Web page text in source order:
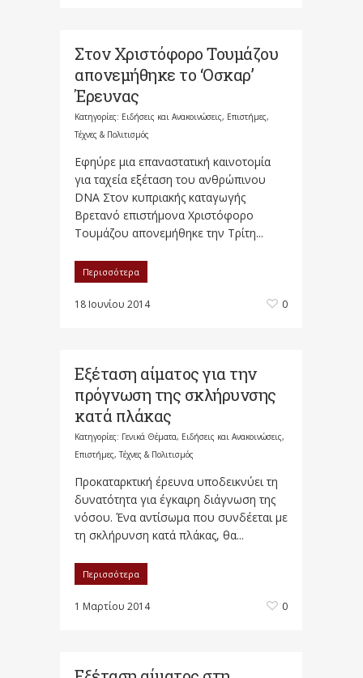
Στον Χριστόφορο Τουμάζου
απονεμήθηκε το ‘Οσκαρ’
Έρευνας
Κατηγορίες: Ειδήσεις και Ανακοινώσεις, Επιστήμες,
Τέχνες & Πολιτισμός
Εφηύρε μια επαναστατική καινοτομία
για ταχεία εξέταση του ανθρώπινου
DNA Στον κυπριακής καταγωγής
Βρετανό επιστήμονα Χριστόφορο
Τουμάζου απονεμήθηκε την Τρίτη...
Περισσότερα
18 Ιουνίου 2014 0
Εξέταση αίματος για την
πρόγνωση της σκλήρυνσης
κατά πλάκας
Κατηγορίες: Γενικά Θέματα, Ειδήσεις και Ανακοινώσεις,
Επιστήμες, Τέχνες & Πολιτισμός
Προκαταρκτική έρευνα υποδεικνύει τη
δυνατότητα για έγκαιρη διάγνωση της
νόσου. Ένα αντίσωμα που συνδέεται με
τη σκλήρυνση κατά πλάκας, θα...
Περισσότερα
1 Μαρτίου 2014 0